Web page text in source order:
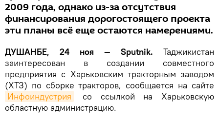
2009 года, однако из-за отсутствия
финансирования дорогостоящего проекта
эти планы всё еще остаются намерениями.
ДУШАНБЕ, 24 ноя — Sputnik. Таджикистан
заинтересован в создании совместного
предприятия с Харьковским тракторным заводом
(ХТЗ) по сборке тракторов, сообщается на сайте
Инфоиндустрия
со ссылкой на Харьковскую
областную администрацию.